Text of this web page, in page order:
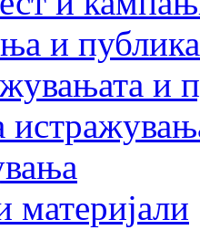
и
и
материјали